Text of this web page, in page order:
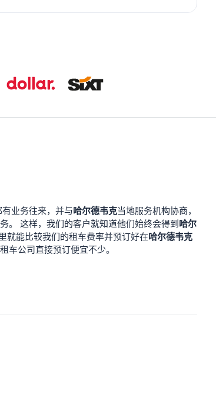
业务往来，并与哈尔德韦克当地服务机构协商，
。 这样，我们的客户就知道他们始终会得到 哈尔
就能比较我们的租车费率并预订好在哈尔德韦克
车公司直接预订便宜不少。